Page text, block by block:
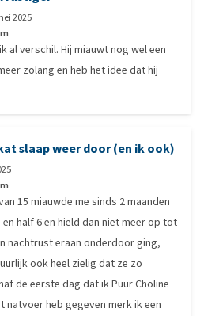
2025
al verschil. Hij miauwt nog wel een
zolang en heb het idee dat hij
slaap weer door (en ik ook)
15 miauwde me sinds 2 maanden
half 6 en hield dan niet meer op tot
nachtrust eraan onderdoor ging,
ook heel zielig dat ze zo
de eerste dag dat ik Puur Choline
natvoer heb gegeven merk ik een